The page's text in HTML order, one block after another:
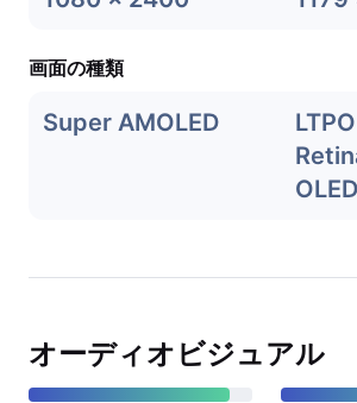
画面の種類
Super AMOLED
OLED
オーディオビジュアル